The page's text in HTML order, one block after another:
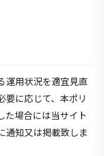
運用状況を適宜見直
要に応じて、本ポリ
た場合には当サイト
通知又は掲載致しま